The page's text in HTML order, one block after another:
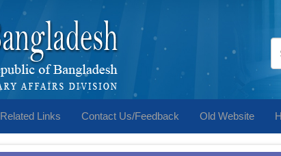
Related Links Contact Us/Feedback Old Website